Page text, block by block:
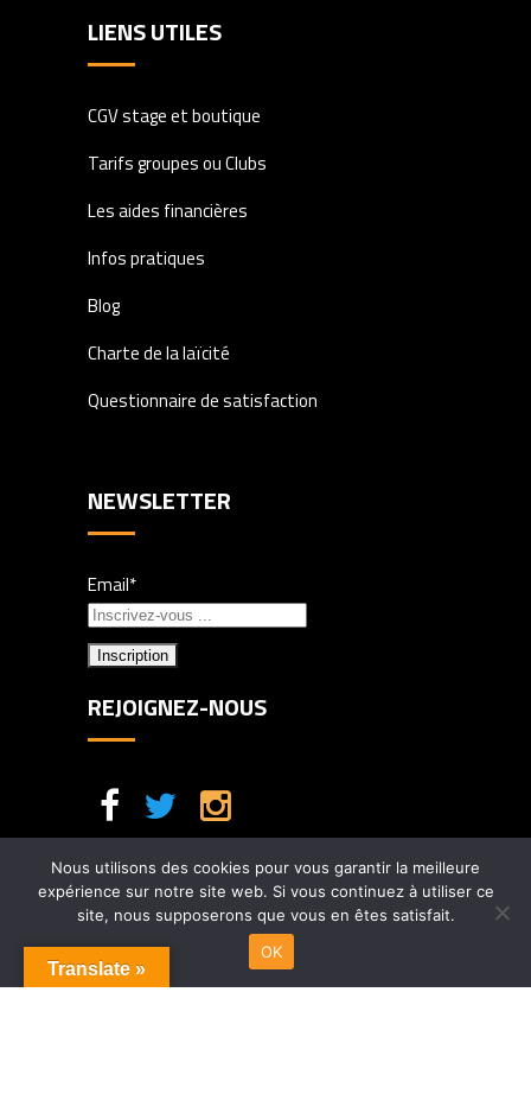
LIENS UTILES
CGV stage et boutique
Tarifs groupes ou Clubs
Les aides financières
Infos pratiques
Blog
Charte de la laïcité
Questionnaire de satisfaction
NEWSLETTER
Email*
REJOIGNEZ-NOUS
Translate »
Nous utilisons des cookies pour vous garantir la meilleure
expérience sur notre site web. Si vous continuez à utiliser ce
site, nous supposerons que vous en êtes satisfait.
OK